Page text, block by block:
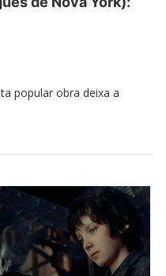
popular obra deixa a